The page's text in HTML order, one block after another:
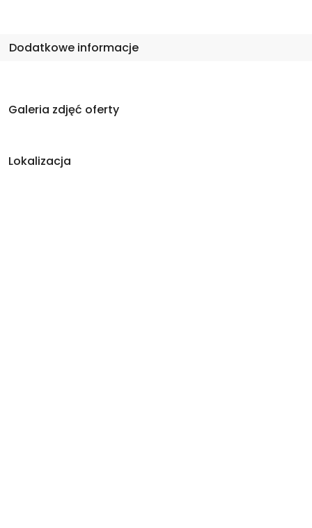
Dodatkowe informacje
Galeria zdjęć oferty
Lokalizacja